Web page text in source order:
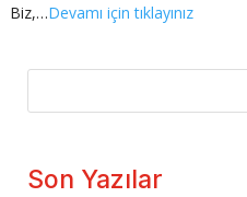
Biz,…Devamı için tıklayınız
Son Yazılar